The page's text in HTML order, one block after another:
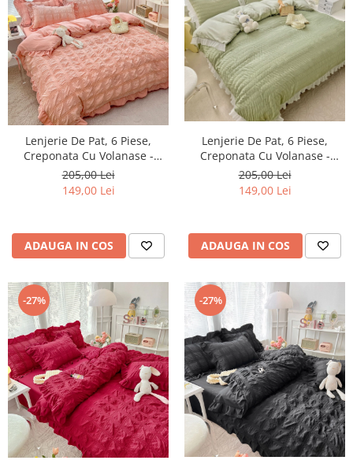
Lenjerie De Pat, 6 Piese,
Creponata Cu Volanase -
Peach
205,00 Lei
149,00 Lei
ADAUGA IN COS
Lenjerie De Pat, 6 Piese,
Creponata Cu Volanase -
Green
205,00 Lei
149,00 Lei
ADAUGA IN COS
-27% -27%